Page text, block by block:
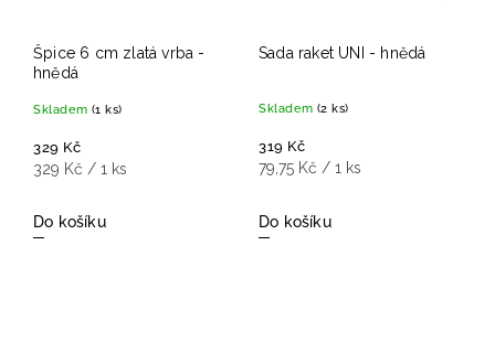
Špice 6 cm zlatá vrba -
hnědá
Skladem (1 ks)
329 Kč
329 Kč / 1 ks
Do košíku
Sada raket UNI - hnědá
Skladem (2 ks)
319 Kč
79,75 Kč / 1 ks
Do košíku